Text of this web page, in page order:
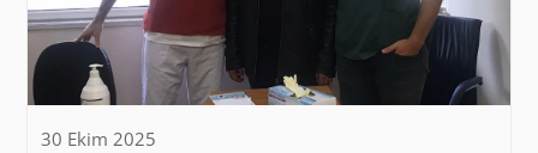
30 Ekim 2025